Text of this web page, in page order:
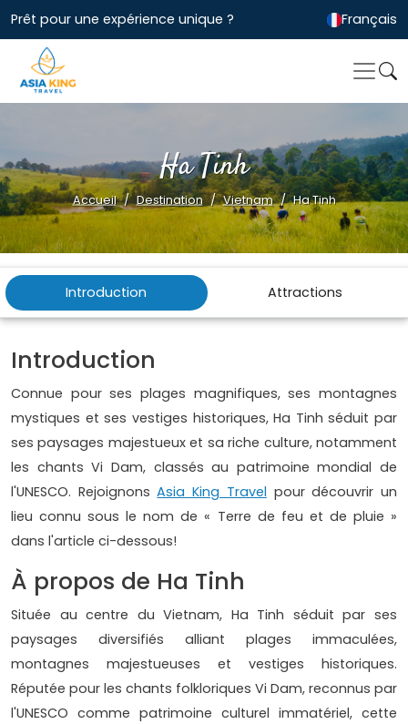
Prêt pour une expérience unique ? Français
Ha Tinh
Accueil Destination Vietnam Ha Tinh
Introduction Attractions
Introduction
Connue pour ses plages magnifiques, ses montagnes
mystiques et ses vestiges historiques, Ha Tinh séduit par
ses paysages majestueux et sa riche culture, notamment
les chants Vi Dam, classés au patrimoine mondial de
l'UNESCO. RejoignonsAsia King Travel pour découvrir un
lieu connu sous le nom de « Terre de feu et de pluie »
dans l'article ci-dessous!
À propos de Ha Tinh
Située au centre du Vietnam, Ha Tinh séduit par ses
paysages diversifiés alliant plages immaculées,
montagnes majestueuses et vestiges historiques.
Réputée pour les chants folkloriques Vi Dam, reconnus par
l'UNESCO comme patrimoine culturel immatériel, cette